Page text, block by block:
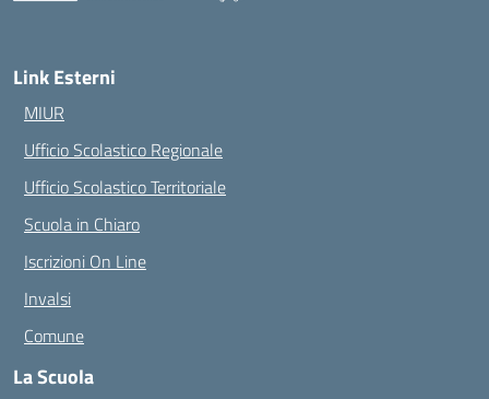
Link Esterni
MIUR
Ufficio Scolastico Regionale
Ufficio Scolastico Territoriale
Scuola in Chiaro
Iscrizioni On Line
Invalsi
Comune
La Scuola